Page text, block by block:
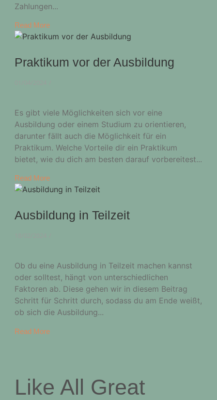
Zahlungen...
Read More
Praktikum vor der Ausbildung
Es gibt viele Möglichkeiten sich vor eine
Ausbildung oder einem Studium zu orientieren,
darunter fällt auch die Möglichkeit für ein
Praktikum. Welche Vorteile dir ein Praktikum
bietet, wie du dich am besten darauf vorbereitest...
Read More
Ausbildung in Teilzeit
Ob du eine Ausbildung in Teilzeit machen kannst
oder solltest, hängt von unterschiedlichen
Faktoren ab. Diese gehen wir in diesem Beitrag
Schritt für Schritt durch, sodass du am Ende weißt,
ob sich die Ausbildung...
Read More
Like All Great